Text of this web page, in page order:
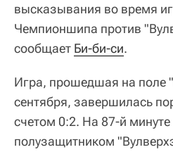
высказывания во время
Чемпионшипа против
сообщает Би-би-си.
Игра, прошедшая на поле
сентября, завершилась
счетом 0:2. На 87-й
полузащитником